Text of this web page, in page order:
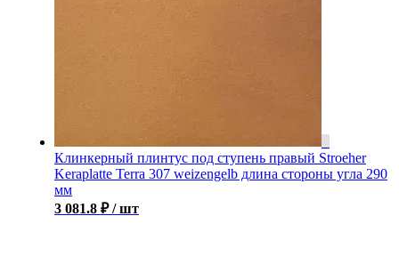
Клинкерный плинтус под ступень правый Stroeher
Keraplatte Terra 307 weizengelb длина стороны угла 290
мм
3 081.8 ₽ / шт